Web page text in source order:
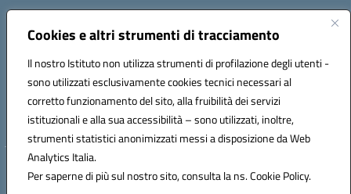
Cookies e altri strumenti di tracciamento
Il nostro Istituto non utilizza strumenti di profilazione degli utenti -
sono utilizzati esclusivamente cookies tecnici necessari al
corretto funzionamento del sito, alla fruibilità dei servizi
istituzionali e alla sua accessibilità – sono utilizzati, inoltre,
strumenti statistici anonimizzati messi a disposizione da Web
Analytics Italia.
Per saperne di più sul nostro sito, consulta la ns. Cookie Policy.
Indirizzo:
Centralino:+39 0965 78 12 60 Email:rcic841003@istruzione.it
Codice fiscale: 92034530805
Codice meccanografico:
rcic841003
Codice Indice delle Pubbliche Amministrazioni (IPA): istsc_rcic841003
Hosting & Powered by 3D Solution S.r.l.
Concept & Design by Designers Italia